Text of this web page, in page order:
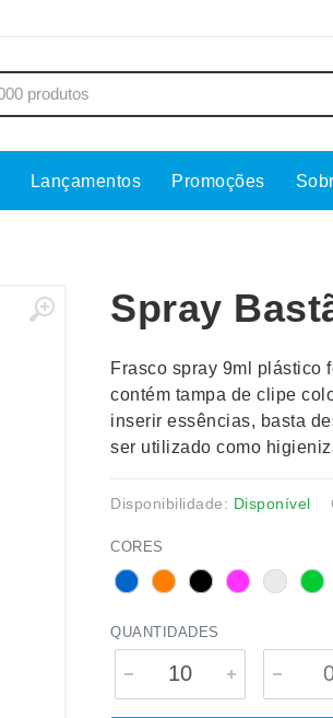
Cuidados Pessoais
Esporte e Jogos
Fones de
Kit
Kit Queijo
Lançamentos Promoções
Spray
Frasco spray 9ml plástico
contém tampa de clipe
inserir essências, basta
ser utilizado como
Disponibilidade: Disponível
CORES
QUANTIDADES